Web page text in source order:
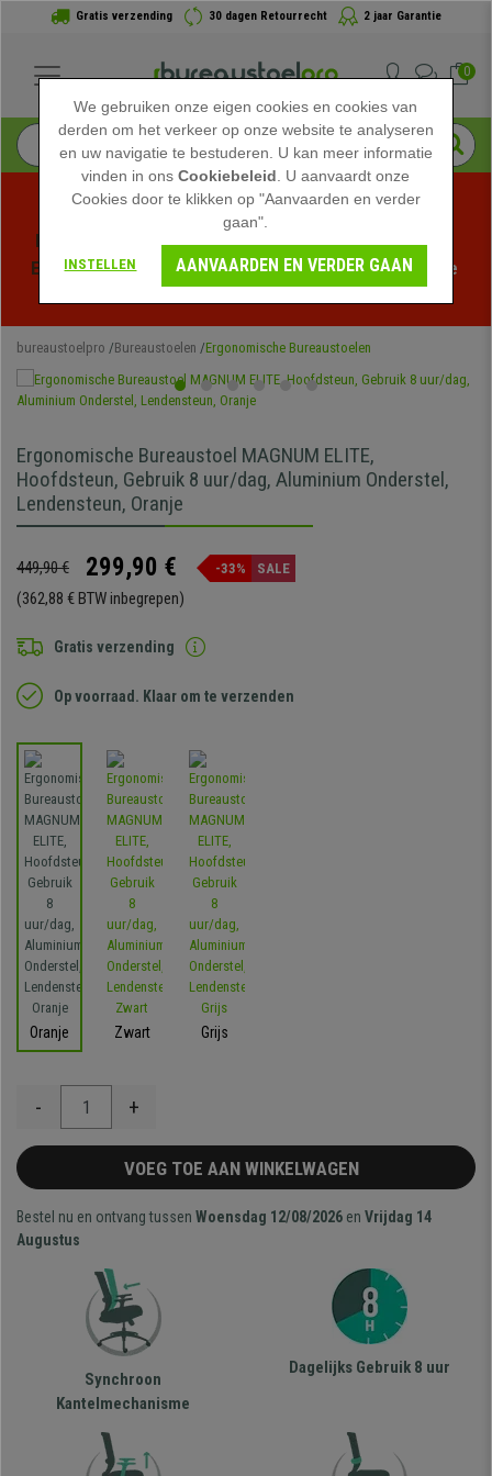
Gratis verzending 30 dagen Retourrecht 2 jaar Garantie
0
Profiteer van de Zomeruitverkoop bij bureaustoelpro!
Exclusieve kortingen voor een beperkte tijd - Bekijk de
bureaustoelpro Bureaustoelen Ergonomische Bureaustoelen
Ergonomische Bureaustoel MAGNUM ELITE,
Hoofdsteun, Gebruik 8 uur/dag, Aluminium Onderstel,
Lendensteun, Oranje
449,90 € 299,90 € -33% SALE
(362,88 € BTW inbegrepen)
Gratis verzending
Op voorraad. Klaar om te verzenden
Oranje Zwart Grijs
- +
VOEG TOE AAN WINKELWAGEN
Bestel nu en ontvang tussen Woensdag 12/08/2026 en Vrijdag 14
Augustus
Synchroon
Kantelmechanisme
Dagelijks Gebruik 8 uur
We gebruiken onze eigen cookies en cookies van
derden om het verkeer op onze website te analyseren
en uw navigatie te bestuderen. U kan meer informatie
vinden in onsCookiebeleid . U aanvaardt onze
Cookies door te klikken op "Aanvaarden en verder
gaan".
INSTELLEN AANVAARDEN EN VERDER GAAN